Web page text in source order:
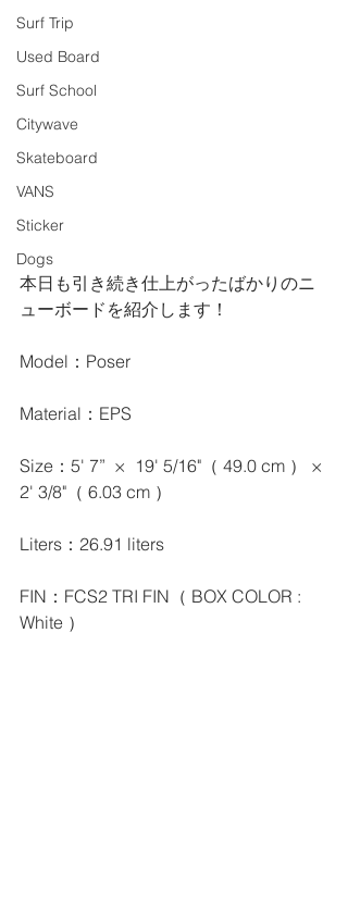
Surf Trip
Used Board
Surf School
Citywave
Skateboard
VANS
Sticker
Dogs
本日も引き続き仕上がったばかりのニ
ューボードを紹介します！
Model：Poser
Material：EPS
Size：5' 7”  ×  19' 5/16"（ 49.0 cm ） ×
2' 3/8"（ 6.03 cm ）
Liters：26.91 liters
FIN：FCS2 TRI FIN（ BOX COLOR :
White ）